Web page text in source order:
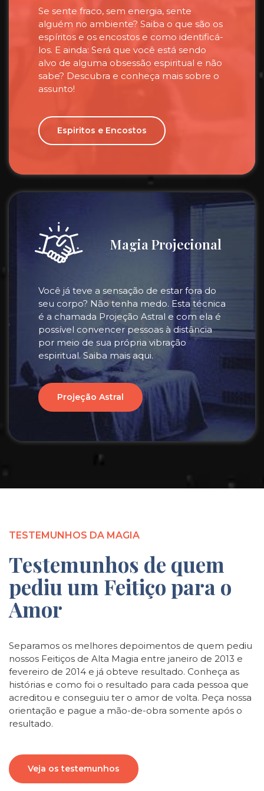
Se sente fraco, sem energia, sente
alguém no ambiente? Saiba o que são os
espíritos e os encostos e como identificá-
los. E ainda: Será que você está sendo
alvo de alguma obsessão espiritual e não
sabe? Descubra e conheça mais sobre o
assunto!
Espiritos e Encostos
Magia Projecional
Você já teve a sensação de estar fora do
seu corpo? Não tenha medo. Esta técnica
é a chamada Projeção Astral e com ela é
possível convencer pessoas à distância
por meio de sua própria vibração
espiritual. Saiba mais aqui.
Projeção Astral
TESTEMUNHOS DA MAGIA
Testemunhos de quem
pediu um Feitiço para o
Amor
Separamos os melhores depoimentos de quem pediu
nossos Feitiços de Alta Magia entre janeiro de 2013 e
fevereiro de 2014 e já obteve resultado. Conheça as
histórias e como foi o resultado para cada pessoa que
acreditou e conseguiu ter o amor de volta. Peça nossa
orientação e pague a mão-de-obra somente após o
resultado.
Veja os testemunhos